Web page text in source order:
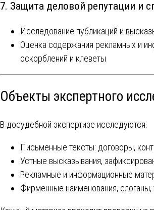
7. Защита деловой репутации и
Исследование публикаций и
Оценка содержания рекламных и
оскорблений и клеветы
Объекты экспертного
В досудебной экспертизе исследуются:
Письменные тексты: договоры,
Устные высказывания,
Рекламные и информационные
Фирменные наименования, слоганы,